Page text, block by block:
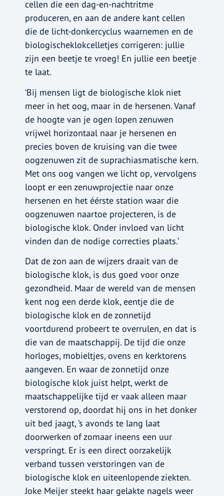
cellen die een dag-en-nachtritme
produceren, en aan de andere kant cellen
die de licht-donkercyclus waarnemen en de
biologischeklokcelletjes corrigeren: jullie
zijn een beetje te vroeg! En jullie een beetje
te laat.
‘Bij mensen ligt de biologische klok niet
meer in het oog, maar in de hersenen. Vanaf
de hoogte van je ogen lopen zenuwen
vrijwel horizontaal naar je hersenen en
precies boven de kruising van die twee
oogzenuwen zit de suprachiasmatische kern.
Met ons oog vangen we licht op, vervolgens
loopt er een zenuwprojectie naar onze
hersenen en het éérste station waar die
oogzenuwen naartoe projecteren, is de
biologische klok. Onder invloed van licht
vinden dan de nodige correcties plaats.’
Dat de zon aan de wijzers draait van de
biologische klok, is dus goed voor onze
gezondheid. Maar de wereld van de mensen
kent nog een derde klok, eentje die de
biologische klok en de zonnetijd
voortdurend probeert te overrulen, en dat is
die van de maatschappij. De tijd die onze
horloges, mobieltjes, ovens en kerktorens
aangeven. En waar de zonnetijd onze
biologische klok juist helpt, werkt de
maatschappelijke tijd er vaak alleen maar
verstorend op, doordat hij ons in het donker
uit bed jaagt, ’s avonds te lang laat
doorwerken of zomaar ineens een uur
verspringt. Er is een direct oorzakelijk
verband tussen verstoringen van de
biologische klok en uiteenlopende ziekten.
Joke Meijer steekt haar gelakte nagels weer